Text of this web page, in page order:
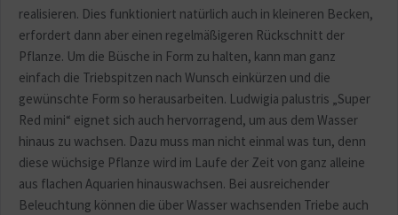
realisieren. Dies funktioniert natürlich auch in kleineren Becken,
erfordert dann aber einen regelmäßigeren Rückschnitt der
Pflanze. Um die Büsche in Form zu halten, kann man ganz
einfach die Triebspitzen nach Wunsch einkürzen und die
gewünschte Form so herausarbeiten. Ludwigia palustris „Super
Red mini“ eignet sich auch hervorragend, um aus dem Wasser
hinaus zu wachsen. Dazu muss man nicht einmal was tun, denn
diese wüchsige Pflanze wird im Laufe der Zeit von ganz alleine
aus flachen Aquarien hinauswachsen. Bei ausreichender
Beleuchtung können die über Wasser wachsenden Triebe auch